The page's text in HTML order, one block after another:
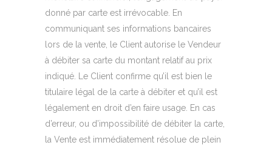
donné par carte est irrévocable. En
communiquant ses informations bancaires
lors de la vente, le Client autorise le Vendeur
à débiter sa carte du montant relatif au prix
indiqué. Le Client confirme qu’il est bien le
titulaire légal de la carte à débiter et qu’il est
légalement en droit d’en faire usage. En cas
d’erreur, ou d’impossibilité de débiter la carte,
la Vente est immédiatement résolue de plein